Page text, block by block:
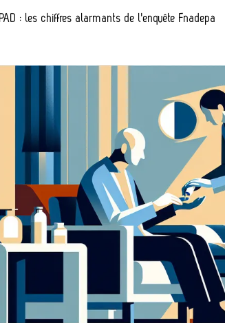
: les chiffres alarmants de l'enquête Fnadepa